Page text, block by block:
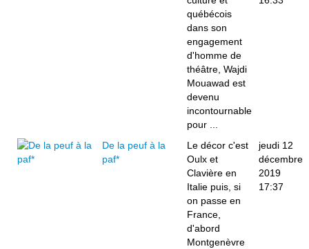
québécois
dans son
engagement
d'homme de
théâtre, Wajdi
Mouawad est
devenu
incontournable
pour ...
De la peuf à la
paf*
Le décor c'est
Oulx et
Clavière en
Italie puis, si
on passe en
France,
d'abord
Montgenèvre
jeudi 12
décembre
2019
17:37